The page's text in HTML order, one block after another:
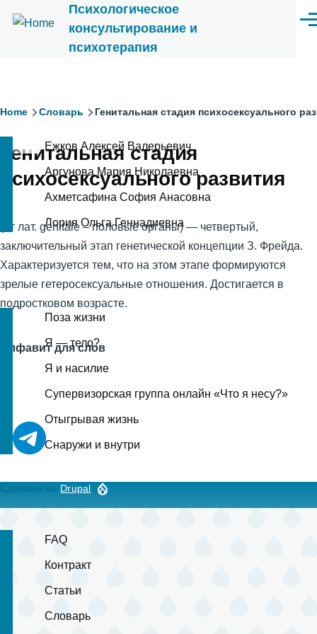
Перейти к основному содержанию
Психологическое
консультирование и
психотерапия
Ежков Алексей Валерьевич
Аргунова Мария Николаевна
Ахметсафина София Анасовна
Лория Ольга Геннадиевна
Поза жизни
Я — тело?
Я и насилие
Супервизорская группа онлайн «Что я несу?»
Отыгрывая жизнь
Снаружи и внутри
FAQ
Контракт
Статьи
Словарь
Строка
навигации
Home Словарь Генитальная стадия психосексуального
Генитальная стадия
психосексуального развития
(от лат. genitale – половые органы) — четвертый,
заключительный этап генетической концепции З. Фрейда.
Характеризуется тем, что на этом этапе формируются
зрелые гетеросексуальные отношения. Достигается в
подростковом возрасте.
Алфавит для слов
Сделано на Drupal